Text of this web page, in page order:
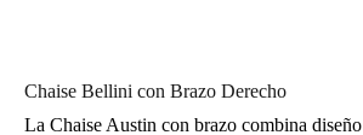
Chaise Bellini con Brazo Derecho
La Chaise Austin con brazo combina diseño